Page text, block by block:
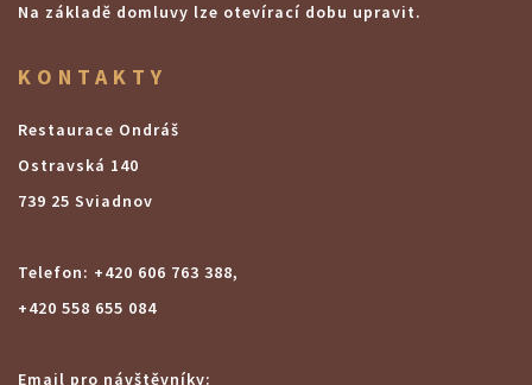
Na základě domluvy lze otevírací dobu upravit.
KONTAKTY
Restaurace Ondráš
Ostravská 140
739 25 Sviadnov
Telefon: +420 606 763 388,
+420 558 655 084
Email pro návštěvníky: